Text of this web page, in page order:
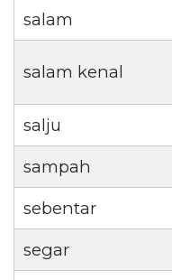
salam
salam kenal
salju
sampah
sebentar
segar